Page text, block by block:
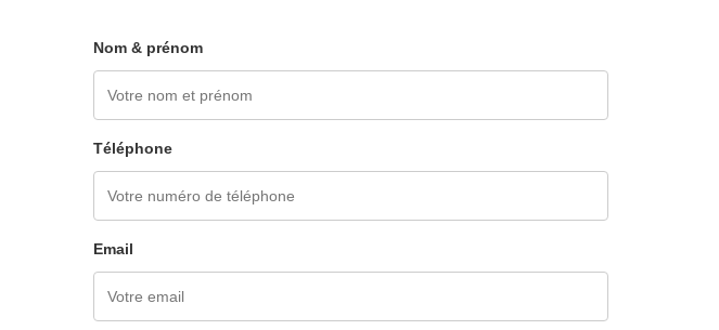
Nom & prénom
Téléphone
Email